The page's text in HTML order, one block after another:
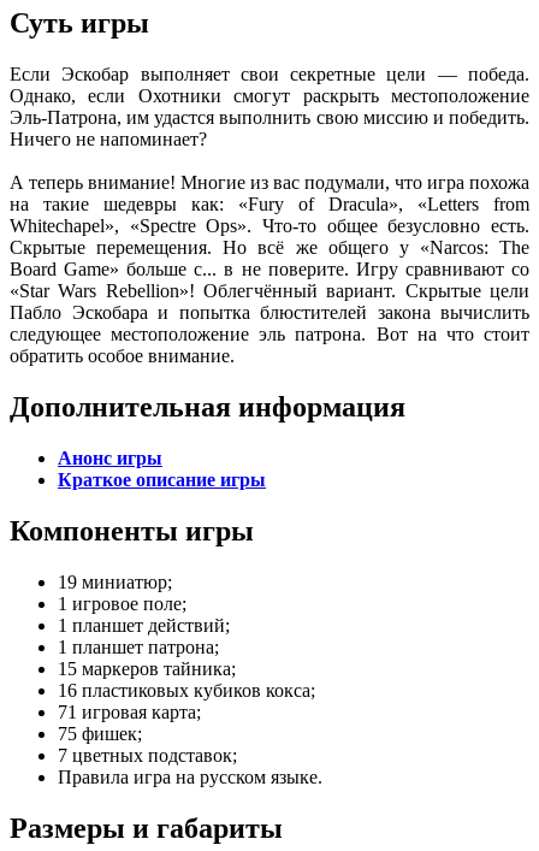
Суть игры
Если Эскобар выполняет свои секретные цели — победа.
Однако, если Охотники смогут раскрыть местоположение
Эль-Патрона, им удастся выполнить свою миссию и победить.
Ничего не напоминает?
А теперь внимание! Многие из вас подумали, что игра похожа
на такие шедевры как: «Fury of Dracula», «Letters from
Whitechapel», «Spectre Ops». Что-то общее безусловно есть.
Скрытые перемещения. Но всё же общего у «Narcos: The
Board Game» больше с... в не поверите. Игру сравнивают со
«Star Wars Rebellion»! Облегчённый вариант. Скрытые цели
Пабло Эскобара и попытка блюстителей закона вычислить
следующее местоположение эль патрона. Вот на что стоит
обратить особое внимание.
Дополнительная информация
Анонс игры
Краткое описание игры
Компоненты игры
19 миниатюр;
1 игровое поле;
1 планшет действий;
1 планшет патрона;
15 маркеров тайника;
16 пластиковых кубиков кокса;
71 игровая карта;
75 фишек;
7 цветных подставок;
Правила игра на русском языке.
Размеры и габариты